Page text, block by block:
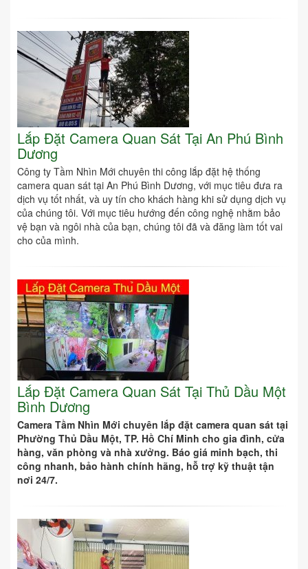
Lắp Đặt Camera Quan Sát Tại An Phú Bình
Dương
Công ty Tầm Nhìn Mới chuyên thi công lắp đặt hệ thống
camera quan sát tại An Phú Bình Dương, với mục tiêu đưa ra
dịch vụ tốt nhất, và uy tín cho khách hàng khi sử dụng dịch vụ
của chúng tôi. Với mục tiêu hướng đến công nghệ nhằm bảo
vệ bạn và ngôi nhà của bạn, chúng tôi đã và đăng làm tốt vai
cho của mình.
Lắp Đặt Camera Quan Sát Tại Thủ Dầu Một
Bình Dương
Camera Tầm Nhìn Mới chuyên lắp đặt camera quan sát tại
Phường Thủ Dầu Một, TP. Hồ Chí Minh cho gia đình, cửa
hàng, văn phòng và nhà xưởng. Báo giá minh bạch, thi
công nhanh, bảo hành chính hãng, hỗ trợ kỹ thuật tận
nơi 24/7.